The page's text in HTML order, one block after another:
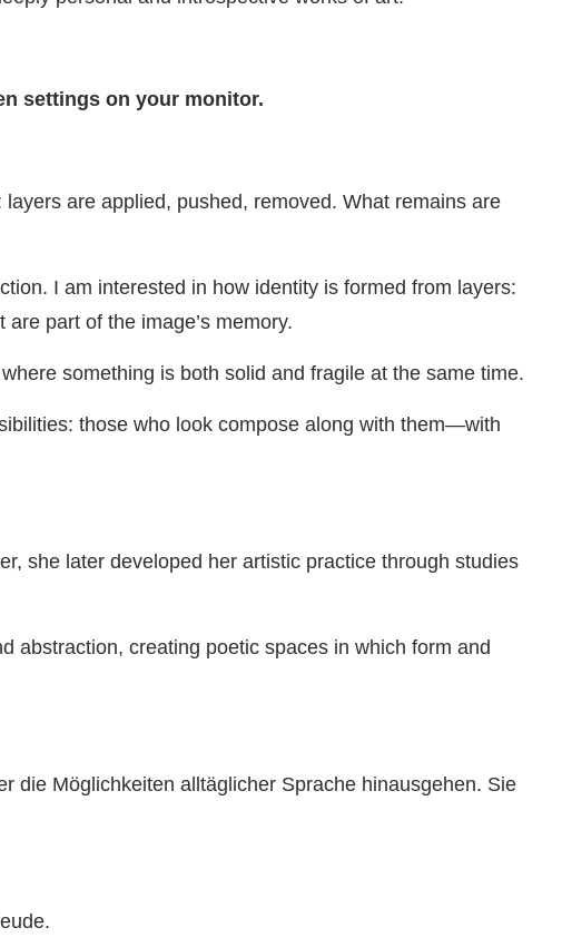
settings on your monitor.
are applied, pushed, removed. What remains are
I am interested in how identity is formed from layers:
part of the image’s memory.
something is both solid and fragile at the same time.
those who look compose along with them—with
she later developed her artistic practice through studies
abstraction, creating poetic spaces in which form and
die Möglichkeiten alltäglicher Sprache hinausgehen. Sie